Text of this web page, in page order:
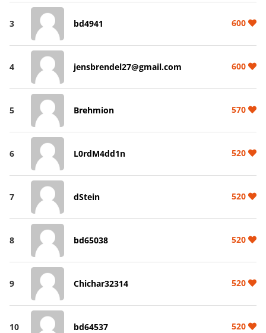
3 bd4941 600
4 jensbrendel27@gmail.com 600
5 Brehmion 570
6 L0rdM4dd1n 520
7 dStein 520
8 bd65038 520
9 Chichar32314 520
10 bd64537 520